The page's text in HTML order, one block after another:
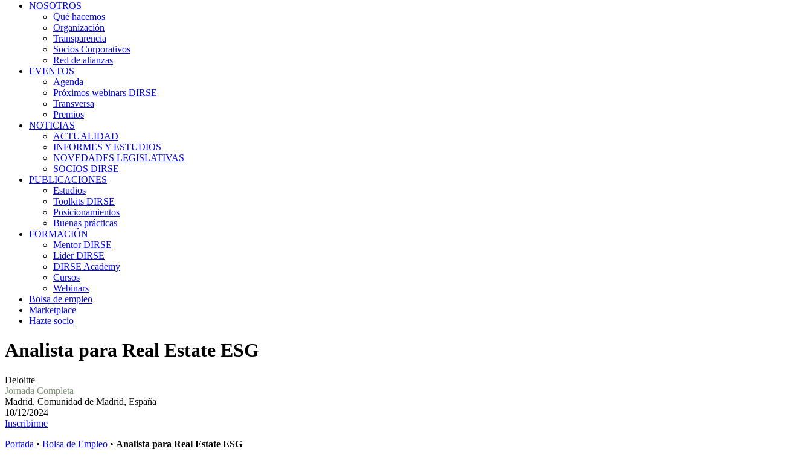
NOSOTROS
Qué hacemos
Organización
Transparencia
Socios Corporativos
Red de alianzas
EVENTOS
Agenda
Próximos webinars DIRSE
Transversa
Premios
NOTICIAS
ACTUALIDAD
INFORMES Y ESTUDIOS
NOVEDADES LEGISLATIVAS
SOCIOS DIRSE
PUBLICACIONES
Estudios
Toolkits DIRSE
Posicionamientos
Buenas prácticas
FORMACIÓN
Mentor DIRSE
Líder DIRSE
DIRSE Academy
Cursos
Webinars
Bolsa de empleo
Marketplace
Hazte socio
Analista para Real Estate ESG
Deloitte
Jornada Completa
Madrid, Comunidad de Madrid, España
10/12/2024
Inscribirme
Portada • Bolsa de Empleo • Analista para Real Estate ESG